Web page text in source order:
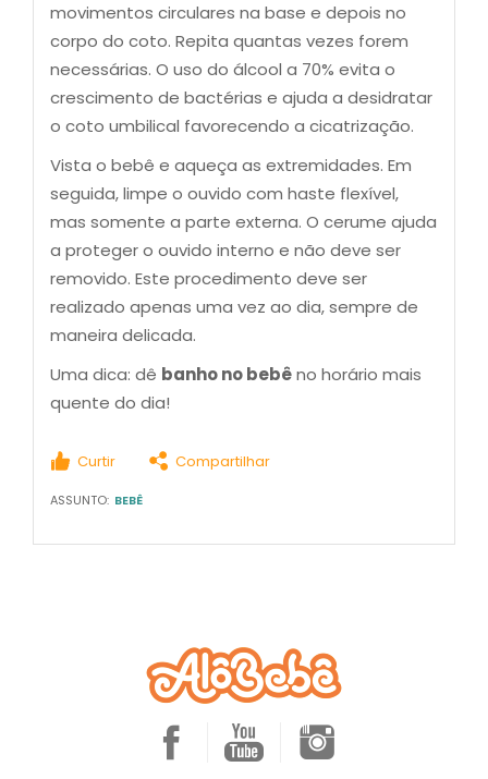
movimentos circulares na base e depois no
corpo do coto. Repita quantas vezes forem
necessárias. O uso do álcool a 70% evita o
crescimento de bactérias e ajuda a desidratar
o coto umbilical favorecendo a cicatrização.
Vista o bebê e aqueça as extremidades. Em
seguida, limpe o ouvido com haste flexível,
mas somente a parte externa. O cerume ajuda
a proteger o ouvido interno e não deve ser
removido. Este procedimento deve ser
realizado apenas uma vez ao dia, sempre de
maneira delicada.
Uma dica: dê banho no bebêno horário mais
quente do dia!
Curtir Compartilhar
ASSUNTO: BEBÊ